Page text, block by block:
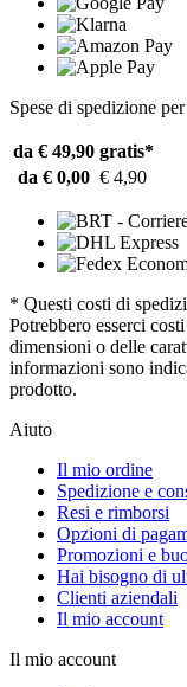
Spese di spedizione
da € 49,90 gratis*
da € 0,00 € 4,90
* Questi costi di
Potrebbero esserci
dimensioni o delle
informazioni sono
prodotto.
Aiuto
Il mio ordine
Spedizione e
Resi e rimborsi
Opzioni di
Promozioni e
Hai bisogno di
Clienti aziendali
Il mio account
Il mio account